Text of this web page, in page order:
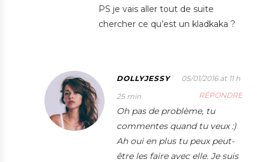
PS je vais aller tout de suite
chercher ce qu’est un kladkaka ?
DOLLYJESSY
05/01/2016 at 11 h
25 min
RÉPONDRE
Oh pas de problème, tu
commentes quand tu veux :)
Ah oui en plus tu peux peut-
être les faire avec elle. Je suis